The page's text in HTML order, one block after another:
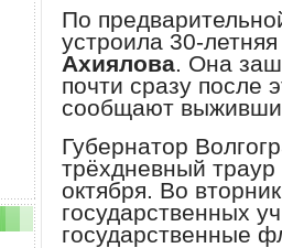
По
устроила 30-
Ахиялова. Она
почти сразу после
сообщают
Губернатор
трёхдневный
октября. Во
государственных
государственные